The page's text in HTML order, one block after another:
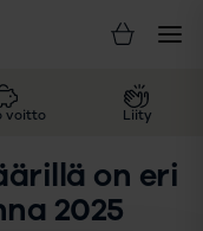
voitto Liity
on eri
2025